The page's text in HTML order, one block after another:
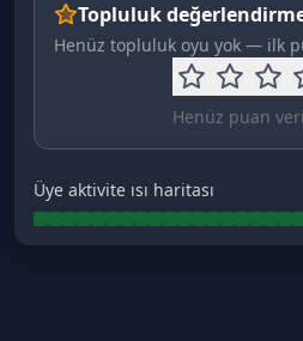
Topluluk
Henüz topluluk oyu yok — ilk
Henüz puan
Üye aktivite ısı haritası